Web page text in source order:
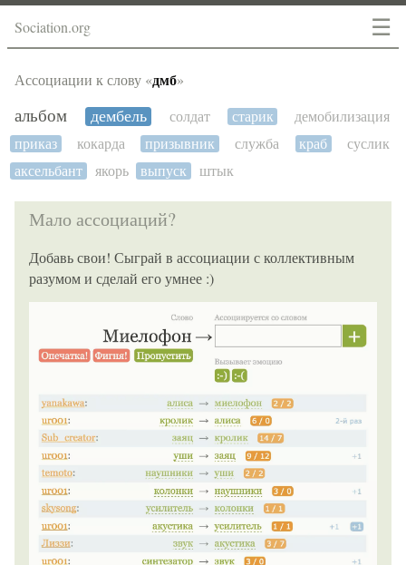
☰
Sociation.org
Ассоциации к слову «дмб»
альбом дембель солдат старик
демобилизация
приказ
кокарда призывник служба краб
суслик
аксельбант
якорь выпуск штык
Мало ассоциаций?
Добавь свои! Сыграй в ассоциации с коллективным
разумом и сделай его умнее :)